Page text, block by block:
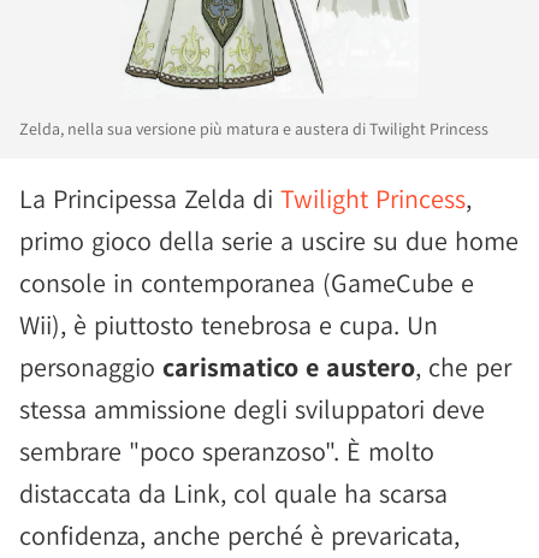
Zelda, nella sua versione più matura e austera di Twilight Princess
La Principessa Zelda di Twilight Princess,
primo gioco della serie a uscire su due home
console in contemporanea (GameCube e
Wii), è piuttosto tenebrosa e cupa. Un
personaggio carismatico e austero, che per
stessa ammissione degli sviluppatori deve
sembrare "poco speranzoso". È molto
distaccata da Link, col quale ha scarsa
confidenza, anche perché è prevaricata,